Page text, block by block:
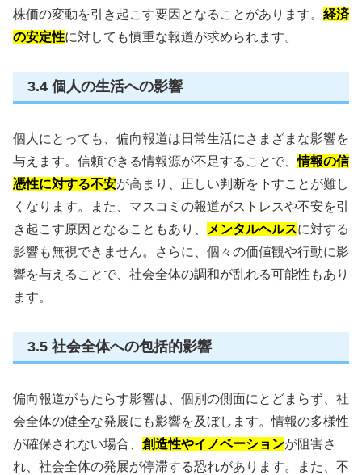
株価の変動を引き起こす要因となることがあります。 経済
の安定性に対しても慎重な報道が求められます。
3.4 個人の生活への影響
個人にとっても、偏向報道は日常生活にさまざまな影響を
与えます。信頼できる情報源が不足することで、情報の信
憑性に対する不安が高まり、正しい判断を下すことが難し
くなります。また、マスコミの報道がストレスや不安を引
き起こす原因となることもあり、
メンタルヘルスに対する
影響も無視できません。さらに、個々の価値観や行動に影
響を与えることで、社会全体の調和が乱れる可能性もあり
ます。
3.5 社会全体への包括的影響
偏向報道がもたらす影響は、個別の側面にとどまらず、社
会全体の健全な発展にも影響を及ぼします。情報の多様性
が確保されない場合、 創造性やイノベーションが阻害さ
れ、社会全体の発展が停滞する恐れがあります。また、不